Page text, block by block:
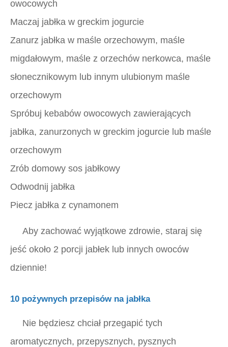
owocowych
Maczaj jabłka w greckim jogurcie
Zanurz jabłka w maśle orzechowym, maśle
migdałowym, maśle z orzechów nerkowca, maśle
słonecznikowym lub innym ulubionym maśle
orzechowym
Spróbuj kebabów owocowych zawierających
jabłka, zanurzonych w greckim jogurcie lub maśle
orzechowym
Zrób domowy sos jabłkowy
Odwodnij jabłka
Piecz jabłka z cynamonem
Aby zachować wyjątkowe zdrowie, staraj się
jeść około 2 porcji jabłek lub innych owoców
dziennie!
10 pożywnych przepisów na jabłka
Nie będziesz chciał przegapić tych
aromatycznych, przepysznych, pysznych